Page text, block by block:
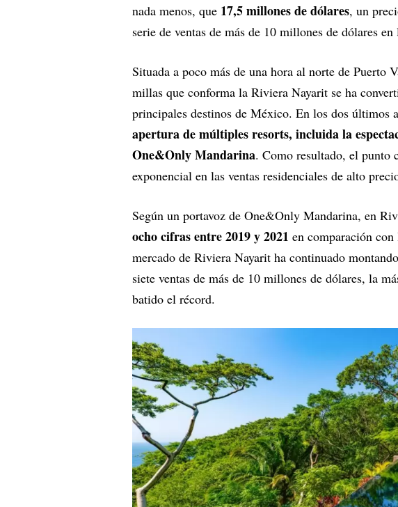
nada menos, que 17,5 millones de dólares, un
serie de ventas de más de 10 millones de dólares en
Situada a poco más de una hora al norte de Puerto
millas que conforma la Riviera Nayarit se ha
principales destinos de México. En los dos últimos
apertura de múltiples resorts, incluida la
One&Only Mandarina. Como resultado, el punto
exponencial en las ventas residenciales de alto
Según un portavoz de One&Only Mandarina, en
ocho cifras entre 2019 y 2021 en comparación
mercado de Riviera Nayarit ha continuado
siete ventas de más de 10 millones de dólares, la
batido el récord.